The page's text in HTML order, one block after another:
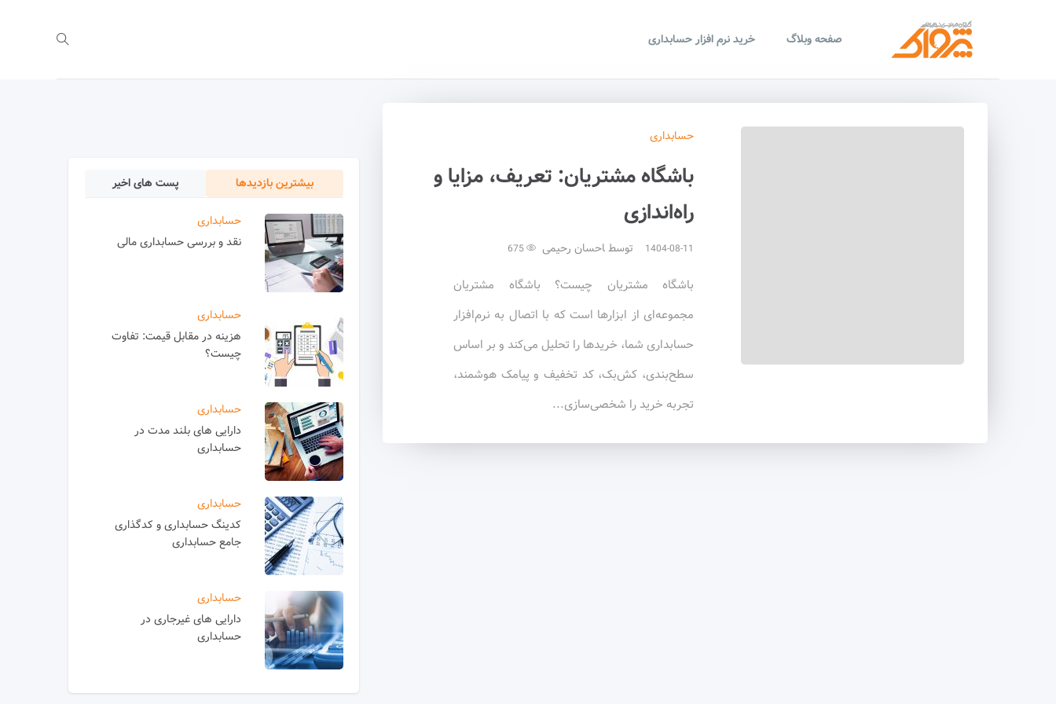
صفحه وبلاگ خرید نرم افزار حسابداری
حسابداری
باشگاه مشتریان: تعریف، مزایا و
راه‌اندازی
1404-08-11 توسط احسان رحیمی
باشگاه مشتریان چیست؟ باشگاه مشتریان
مجموعه‌ای از ابزارها است که با اتصال به نرم‌افزار
حسابداری شما، خریدها را تحلیل می‌کند و بر اساس
سطح‌بندی، کش‌بک، کد تخفیف و پیامک هوشمند،
تجربه خرید را شخصی‌سازی...
بیشترین بازدیدها پست های اخیر
حسابداری
نقد و بررسی حسابداری مالی
حسابداری
هزینه در مقابل قیمت: تفاوت
چیست؟
حسابداری
دارایی های بلند مدت در
حسابداری
حسابداری
کدینگ حسابداری و کدگذاری
جامع حسابداری
حسابداری
دارایی های غیرجاری در
حسابداری